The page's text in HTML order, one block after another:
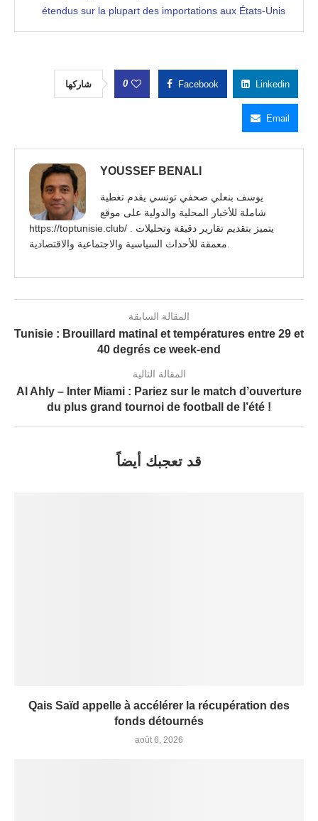
étendus sur la plupart des importations aux États-Unis
شاركها 0 Facebook Linkedin
Email
YOUSSEF BENALI
يوسف بنعلي صحفي تونسي يقدم تغطية
شاملة للأخبار المحلية والدولية على موقع
https://toptunisie.club/ . يتميز بتقديم تقارير دقيقة وتحليلات
معمقة للأحداث السياسية والاجتماعية والاقتصادية.
المقالة السابقة
Tunisie : Brouillard matinal et températures entre 29 et
40 degrés ce week-end
المقالة التالية
Al Ahly – Inter Miami : Pariez sur le match d’ouverture
du plus grand tournoi de football de l’été !
قد تعجبك أيضاً
Qais Saïd appelle à accélérer la récupération des
fonds détournés
août 6, 2026